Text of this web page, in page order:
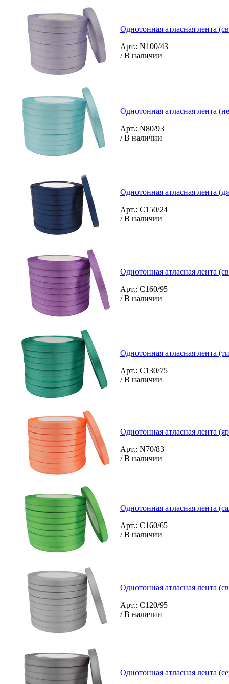
Однотонная атласная лента
Арт.: N100/43
/ В наличии
Однотонная атласная лента
Арт.: N80/93
/ В наличии
Однотонная атласная лента
Арт.: C150/24
/ В наличии
Однотонная атласная лента
Арт.: C160/95
/ В наличии
Однотонная атласная лента
Арт.: C130/75
/ В наличии
Однотонная атласная лента
Арт.: N70/83
/ В наличии
Однотонная атласная лента
Арт.: C160/65
/ В наличии
Однотонная атласная лента
Арт.: C120/95
/ В наличии
Однотонная атласная лента